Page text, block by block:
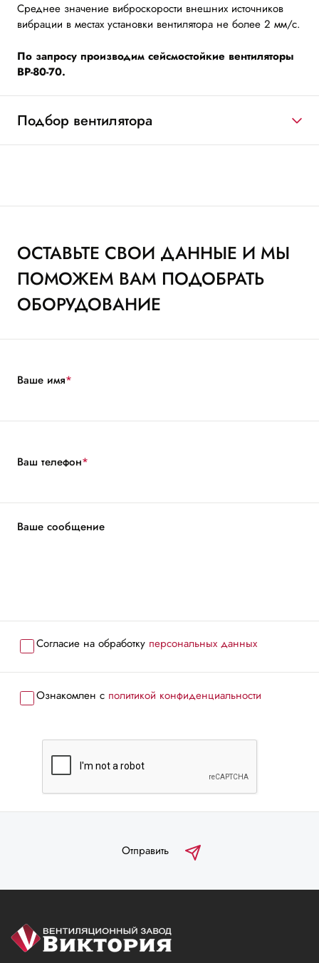
Среднее значение виброскорости внешних источников
вибрации в местах установки вентилятора не более 2 мм/с.
По запросу производим сейсмостойкие вентиляторы
ВР-80-70.
Подбор вентилятора
ОСТАВЬТЕ СВОИ ДАННЫЕ И МЫ
ПОМОЖЕМ ВАМ ПОДОБРАТЬ
ОБОРУДОВАНИЕ
Ваше имя*
Ваш телефон*
Ваше сообщение
Согласие на обработку персональных данных
Ознакомлен с политикой конфиденциальности
Отправить